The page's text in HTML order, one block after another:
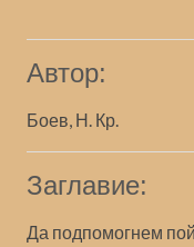
Автор:
Боев, Н. Кр.
Заглавие:
Да подпомогнем